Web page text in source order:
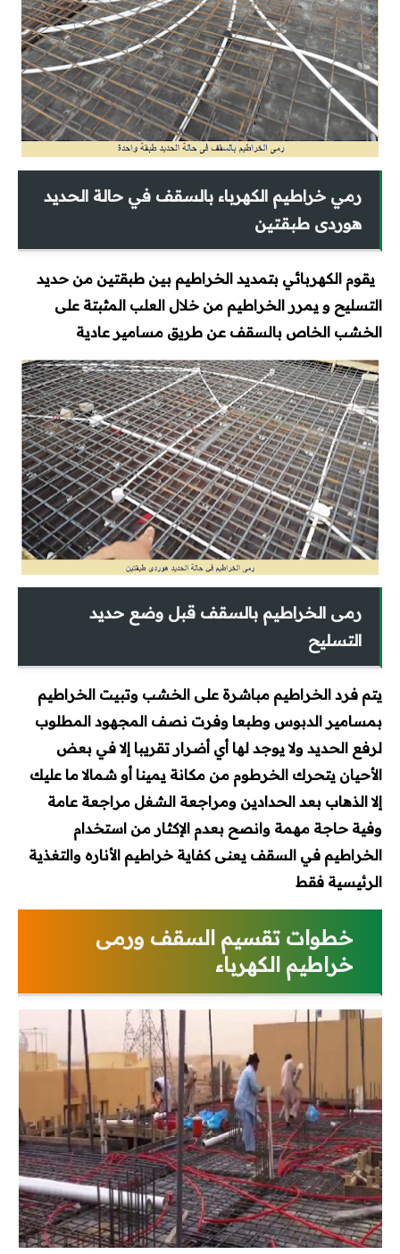
رمي خراطيم الكهرباء بالسقف في حالة الحديد
هوردى طبقتين
يقوم الكهربائي بتمديد الخراطيم بين طبقتين من حديد
التسليح و يمرر الخراطيم من خلال العلب المثبتة على
الخشب الخاص بالسقف عن طريق مسامير عادية
رمى الخراطيم بالسقف قبل وضع حديد
التسليح
يتم فرد الخراطيم مباشرة على الخشب وتبيت الخراطيم
بمسامير الدبوس وطبعا وفرت نصف المجهود المطلوب
لرفع الحديد ولا يوجد لها أي أضرار تقريبا إلا في بعض
الأحيان يتحرك الخرطوم من مكانة يمينا أو شمالا ما عليك
إلا الذهاب بعد الحدادين ومراجعة الشغل مراجعة عامة
وفية حاجة مهمة وانصح بعدم الإكثار من استخدام
الخراطيم في السقف يعنى كفاية خراطيم الأناره والتغذية
الرئيسية فقط
خطوات تقسيم السقف ورمى
خراطيم الكهرباء